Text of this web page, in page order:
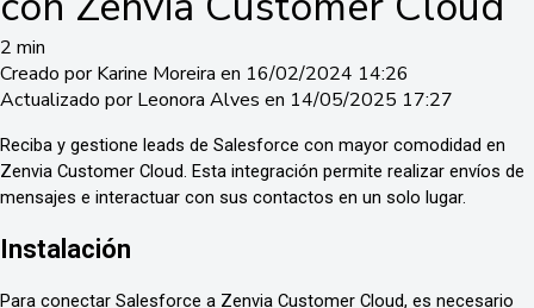
2 min
Creado por Karine Moreira en 16/02/2024 14:26
Actualizado por Leonora Alves en 14/05/2025 17:27
Reciba y gestione leads de Salesforce con mayor comodidad en
Zenvia Customer Cloud. Esta integración permite realizar envíos de
mensajes e interactuar con sus contactos en un solo lugar.
Instalación
Para conectar Salesforce a Zenvia Customer Cloud, es necesario